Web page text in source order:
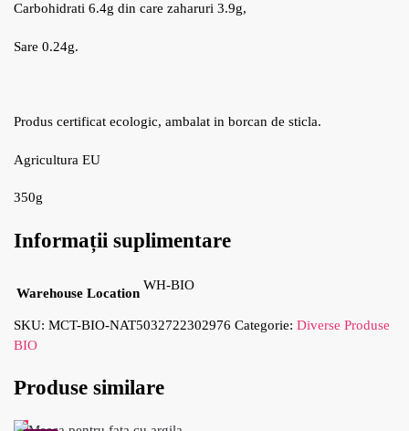
Carbohidrati 6.4g din care zaharuri 3.9g,
Sare 0.24g.
Produs certificat ecologic, ambalat in borcan de sticla.
Agricultura EU
350g
Informații suplimentare
Warehouse Location
WH-BIO
SKU: MCT-BIO-NAT5032722302976 Categorie: Diverse Produse
BIO
Produse similare